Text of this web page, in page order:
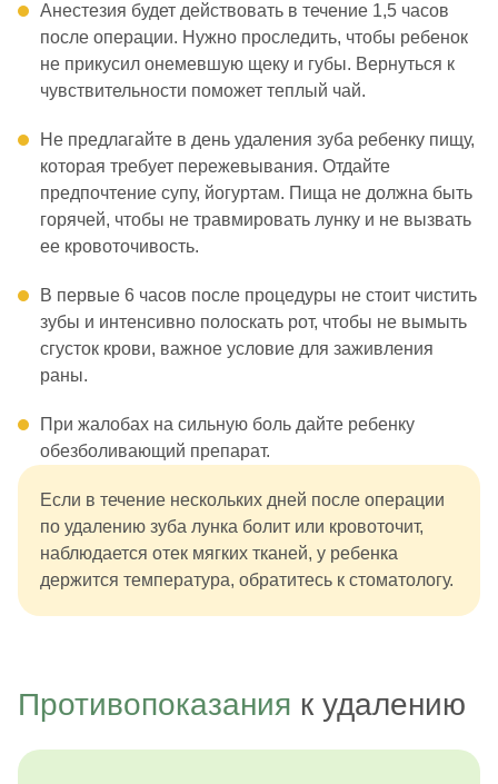
Анестезия будет действовать в течение 1,5 часов
после операции. Нужно проследить, чтобы ребенок
не прикусил онемевшую щеку и губы. Вернуться к
чувствительности поможет теплый чай.
Не предлагайте в день удаления зуба ребенку пищу,
которая требует пережевывания. Отдайте
предпочтение супу, йогуртам. Пища не должна быть
горячей, чтобы не травмировать лунку и не вызвать
ее кровоточивость.
В первые 6 часов после процедуры не стоит чистить
зубы и интенсивно полоскать рот, чтобы не вымыть
сгусток крови, важное условие для заживления
раны.
При жалобах на сильную боль дайте ребенку
обезболивающий препарат.
Если в течение нескольких дней после операции
по удалению зуба лунка болит или кровоточит,
наблюдается отек мягких тканей, у ребенка
держится температура, обратитесь к стоматологу.
Противопоказания к удалению